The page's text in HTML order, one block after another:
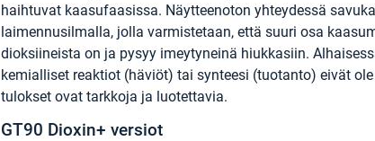
haihtuvat kaasufaasissa. Näytteenoton yhteydessä
laimennusilmalla, jolla varmistetaan, että suuri osa
dioksiineista on ja pysyy imeytyneinä hiukkasiin.
kemialliset reaktiot (häviöt) tai synteesi (tuotanto) eivät
tulokset ovat tarkkoja ja luotettavia.
GT90 Dioxin+ versiot